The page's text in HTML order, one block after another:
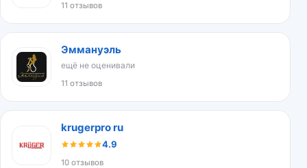
11 отзывов
Эммануэль
ещё не оценивали
11 отзывов
krugerpro ru
4.9
10 отзывов